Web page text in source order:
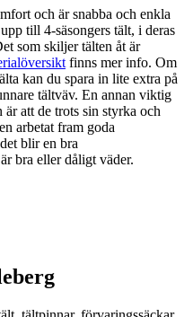
och är snabba och enkla
till 4-säsongers tält, i deras
som skiljer tälten åt är
finns mer info. Om
kan du spara in lite extra på
tältväv. En annan viktig
är att de trots sin styrka och
arbetat fram goda
blir en bra
bra eller dåligt väder.